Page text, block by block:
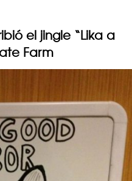
el jingle “Lika a
Farm